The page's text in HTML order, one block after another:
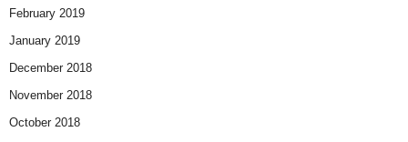
February 2019
January 2019
December 2018
November 2018
October 2018